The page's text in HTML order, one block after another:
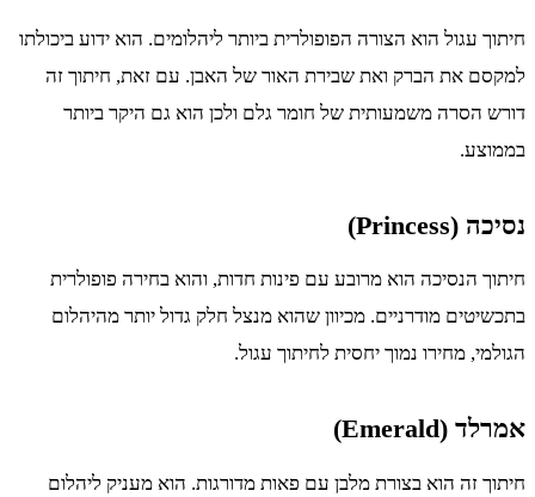
חיתוך עגול הוא הצורה הפופולרית ביותר ליהלומים. הוא ידוע ביכולתו
למקסם את הברק ואת שבירת האור של האבן. עם זאת, חיתוך זה
דורש הסרה משמעותית של חומר גלם ולכן הוא גם היקר ביותר
בממוצע.
נסיכה (Princess)
חיתוך הנסיכה הוא מרובע עם פינות חדות, והוא בחירה פופולרית
בתכשיטים מודרניים. מכיוון שהוא מנצל חלק גדול יותר מהיהלום
הגולמי, מחירו נמוך יחסית לחיתוך עגול.
אמרלד (Emerald)
חיתוך זה הוא בצורת מלבן עם פאות מדורגות. הוא מעניק ליהלום